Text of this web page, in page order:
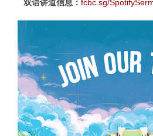
双语讲道信息： fcbc.sg/